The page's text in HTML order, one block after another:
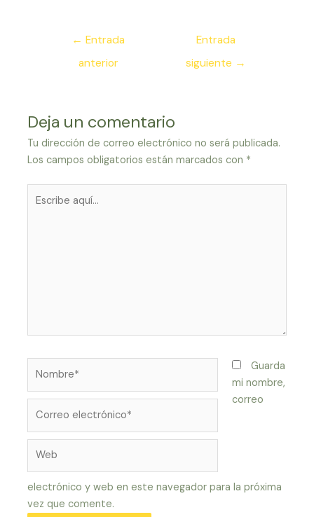
Navegación
entradas
← Entrada
anterior
Entrada
siguiente →
Deja un comentario
Tu dirección de correo electrónico no será publicada.
Los campos obligatorios están marcados con *
aquí...
electrónico*
Guarda
mi nombre,
correo
electrónico y web en este navegador para la próxima
vez que comente.